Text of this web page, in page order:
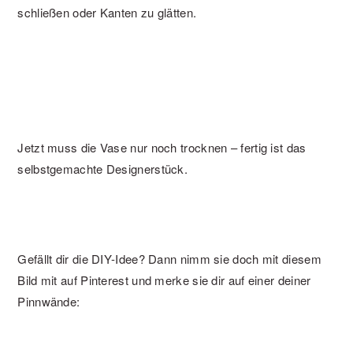
schließen oder Kanten zu glätten.
Jetzt muss die Vase nur noch trocknen – fertig ist das
selbstgemachte Designerstück.
Gefällt dir die DIY-Idee? Dann nimm sie doch mit diesem
Bild mit auf Pinterest und merke sie dir auf einer deiner
Pinnwände: